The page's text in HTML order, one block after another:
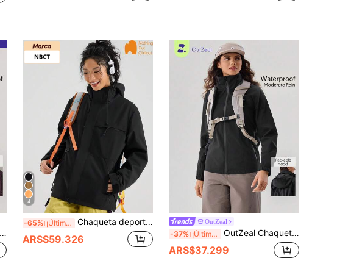
4
-65% ¡Últimos 3 días Chaqueta deportiva casual para mujer NBCT para uso al aire libre
ARS$59.326
OutZeal
-37% ¡Últimos 3 días OutZeal Chaqueta de concha negra para mujer, panel de malla en la espalda, con capucha, para camping, senderismo y actividades al aire libre
ARS$37.299